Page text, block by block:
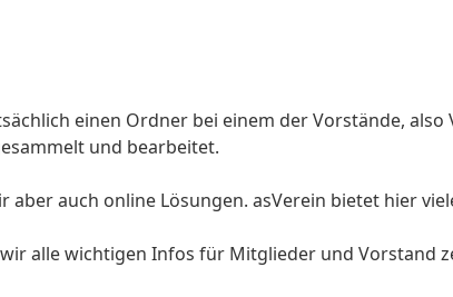
einen Ordner bei einem der Vorstände, also
und bearbeitet.
aber auch online Lösungen. asVerein bietet hier
alle wichtigen Infos für Mitglieder und Vorstand